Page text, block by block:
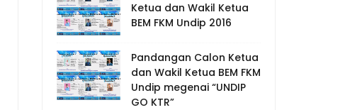
Ketua dan Wakil Ketua
BEM FKM Undip 2016
Pandangan Calon Ketua
dan Wakil Ketua BEM FKM
Undip megenai “UNDIP
GO KTR”